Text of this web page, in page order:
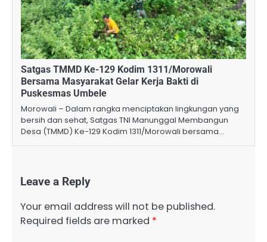
Satgas TMMD Ke-129 Kodim 1311/Morowali
Bersama Masyarakat Gelar Kerja Bakti di
Puskesmas Umbele
Morowali – Dalam rangka menciptakan lingkungan yang
bersih dan sehat, Satgas TNI Manunggal Membangun
Desa (TMMD) Ke-129 Kodim 1311/Morowali bersama…
Leave a Reply
Your email address will not be published.
Required fields are marked *